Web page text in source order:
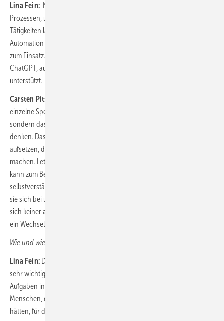
Lina Fein: Natürlich setzen auch wir auf Digitalisierung von
Prozessen, um generell Arbeitsabläufe zu vereinfachen. Einfache
Tätigkeiten lassen sich ja auch schon über Robotic Process
Automation abbilden, aber natürlich kommt auch mehr und mehr KI
zum Einsatz. Wir haben bereits ein Tool, das uns, ähnlich wie
ChatGPT, auch unternehmensweit bei der Erstellung von Texten
unterstützt.
Carsten Pitschke:
einzelne Spezialisten für das Thema Digitalisierung „zuständig“ sind,
sondern dass wir gemeinsam lernen – wo es Sinn macht – digital zu
denken. Das heißt vor allem, dass wir Prozesse von Anfang an so
aufsetzen, dass sie uns die Arbeit leichter und nicht schwerer
machen. Letztlich macht auch das Arbeitgeberattraktivität aus: Ich
kann zum Beispiel von jüngeren Berufseinsteigern, die sich
selbstverständlich in der digitalen Welt bewegen, nicht erwarten, dass
sie sich bei uns durch umständliche Papierprozesse quälen. Das tut
sich keiner an. Ich möchte das auch immer weniger. Das kann heute
ein Wechselgrund sein.
Wie und wie sehr können Sie Fachpersonal an sich binden?
Lina Fein: Der Sinn der Arbeit ist für viele unserer Mitarbeitenden
sehr wichtig. Auch die neuen KollegInnen suchen spannende
Aufgaben in einem sinnstiftenden Kontext. Zu uns kommen
Menschen, die etwas Gutes leisten wollen – und vielleicht Probleme
hätten, für die Rüstungsindustrie zu arbeiten.